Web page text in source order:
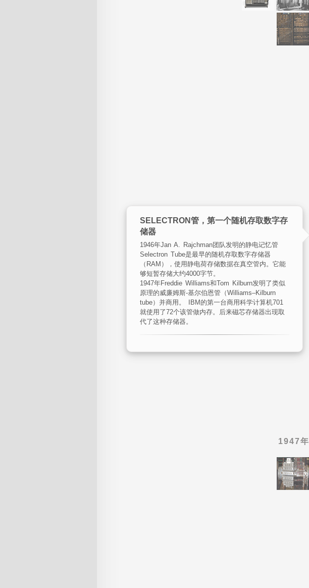
SELECTRON管，第一个随机存取数字存
储器
1946年Jan A. Rajchman团队发明的静电记忆管
Selectron Tube是最早的随机存取数字存储器
（RAM），使用静电荷存储数据在真空管内。它能
够短暂存储大约4000字节。
1947年Freddie Williams和Tom Kilburn发明了类似
原理的威廉姆斯-基尔伯恩管（Williams–Kilburn
tube）并商用。 IBM的第一台商用科学计算机701
就使用了72个该管做内存。后来磁芯存储器出现取
代了这种存储器。
1947年